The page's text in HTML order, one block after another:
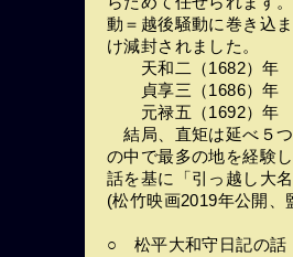
動＝越後騒動に巻き込
け減封されました。
天和二（1682）年
貞享三（1686）年
元禄五（1692）年
結局、直矩は延べ５
の中で最多の地を経験
話を基に「引っ越し大
(松竹映画2019年公開
○ 松平大和守日記の話